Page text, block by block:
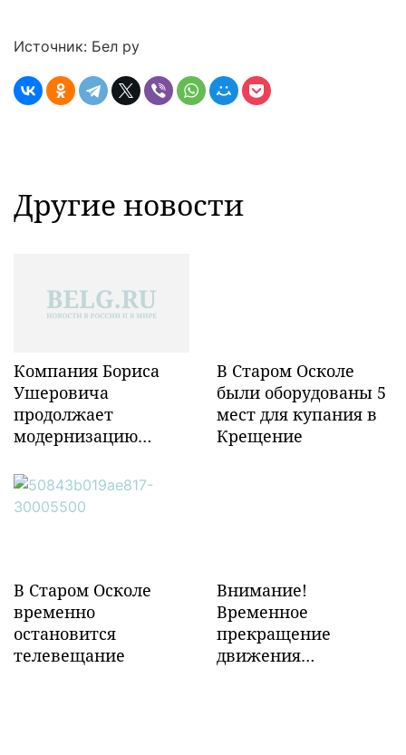
Источник: Бел ру
Другие новости
Компания Бориса
Ушеровича
продолжает
модернизацию
инфраструктуры в
Забайкалье
В Старом Осколе
были оборудованы 5
мест для купания в
Крещение
В Старом Осколе
временно
остановится
телевещание
Внимание!
Временное
прекращение
движения